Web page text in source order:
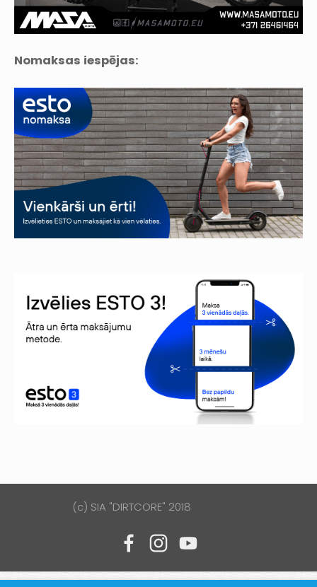
Nomaksas iespējas:
(c) SIA "DIRTCORE" 2018